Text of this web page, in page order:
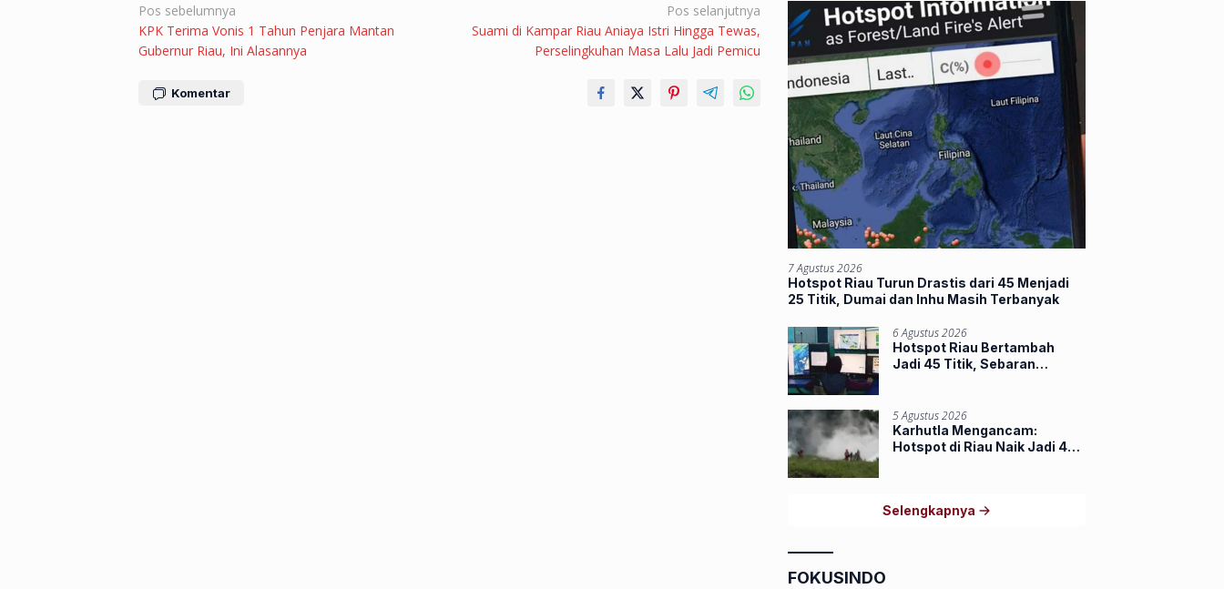
Navigasi
pos
Pos sebelumnya
KPK Terima Vonis 1 Tahun Penjara Mantan
Gubernur Riau, Ini Alasannya
Pos selanjutnya
Suami di Kampar Riau Aniaya Istri Hingga Tewas,
Perselingkuhan Masa Lalu Jadi Pemicu
Komentar
7 Agustus 2026
Hotspot Riau Turun Drastis dari 45 Menjadi
25 Titik, Dumai dan Inhu Masih Terbanyak
6 Agustus 2026
Hotspot Riau Bertambah
Jadi 45 Titik, Sebaran
5 Agustus 2026
Karhutla Mengancam:
Hotspot di Riau Naik Jadi 44
Selengkapnya
FOKUSINDO